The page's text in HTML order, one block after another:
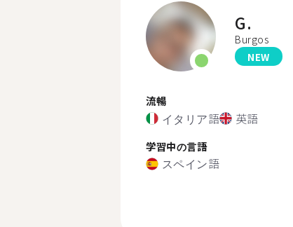
G.
Burgos
NEW
流暢
イタリア語 英語
学習中の言語
スペイン語